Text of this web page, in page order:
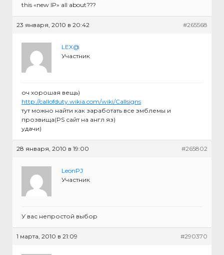
this «new IP» all about???
23 января, 2010 в 20:42 #265568
LEX@
Участник
оч хорошая вещь)
http://callofduty.wikia.com/wiki/Callsigns
тут можно найти как заработать все эмблемы и
прозвища(PS сайт на англ яз)
удачи)
28 января, 2010 в 19:00 #265802
LeonPJ
Участник
У вас непростой выбор
1 марта, 2010 в 21:09 #290370